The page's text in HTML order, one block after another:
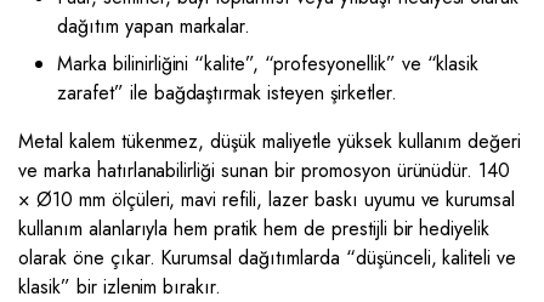
dağıtım yapan markalar.
Marka bilinirliğini “kalite”, “profesyonellik” ve “klasik
zarafet” ile bağdaştırmak isteyen şirketler.
Metal kalem tükenmez, düşük maliyetle yüksek kullanım değeri
ve marka hatırlanabilirliği sunan bir promosyon ürünüdür. 140
× Ø10 mm ölçüleri, mavi refili, lazer baskı uyumu ve kurumsal
kullanım alanlarıyla hem pratik hem de prestijli bir hediyelik
olarak öne çıkar. Kurumsal dağıtımlarda “düşünceli, kaliteli ve
klasik” bir izlenim bırakır.